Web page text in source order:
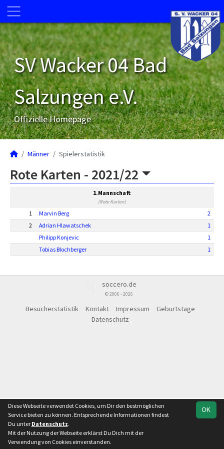
SV Wacker 04 Bad
Salzungen e.V.
Offizielle Homepage
Männer Spielerstatistik
Rote Karten - 2021/22
1.Mannschaft
(Rote Karten)
1 Marvin Berg
2
2
Adrian Hlawatschek
1
Philipp Konjevic
1
Tobias Blochberger
1
soccero.de
© 2006 - 2026
Besucherstatistik Kontakt Impressum
Geburtstage
Datenschutz
OK
Diese Webseite verwendet Cookies, um Dir den bestmöglichen
Service bieten zu können. Entsprechende Informationen findest
Du unter Datenschutz.
Mit der Nutzung der Webseite erklärst Du Dich mit der
Verwendung von Cookies einverstanden.